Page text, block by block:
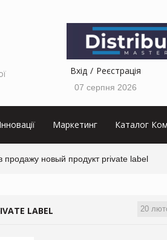
Вхід Реєстрація
07 серпня 2026
Інновації Маркетинг Каталог
новый продукт private label
20
LABEL